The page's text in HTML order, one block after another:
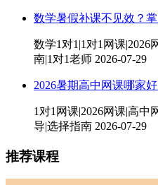
数学暑假补课不见效？
数学1对1|1对1网课|2026
南|1对1老师 2026-07-29
2026暑期高中网课哪家好
1对1网课|2026网课|高中
导|选择指南 2026-07-29
推荐课程